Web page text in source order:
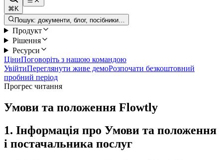
⌘K
Пошук: документи, блог, посібники…
Продукт
Рішення
Ресурси
ЦіниПоговоріть з нашою командою
УвійтиПереглянути живе демоРозпочати безкоштовний
пробний період
Прогрес читання
Умови та положення Flowtly
1. Інформація про Умови та положення
і постачальника послуг